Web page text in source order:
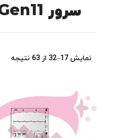
سرور HPE ML30 Gen11
نمایش 17–32 از 63 نتیجه